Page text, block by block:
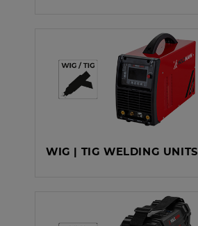
WIG | TIG WELDING UNITS